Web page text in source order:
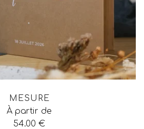
MESURE
À partir de
54.00 €